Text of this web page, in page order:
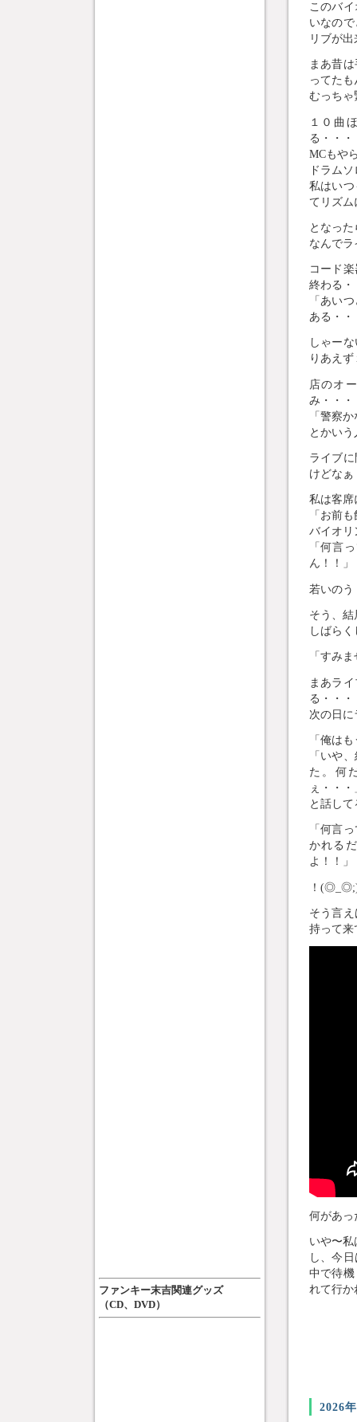
ファンキー末吉関連グッズ
（CD、DVD）
このバ
いなの
リブが
まあ昔
ってた
むっちゃ
１０曲
る・・・
MCもや
ドラム
私はい
てリズ
となっ
なんで
コード
終わる・
「あい
ある・・
しゃー
りあえ
店のオ
み・・・
「警察
とかい
ライブ
けどなぁ
私は客席
「お前
バイオリ
「何言
ん！！」
若いのう
そう、
しばら
「すみ
まあラ
る・・・
次の日
「俺は
「いや
た。何
ぇ・・・
と話し
「何言
かれる
よ！！」
！
そう言
持って来
何があっ
いや〜
し、今
中で待
れて行か
2026